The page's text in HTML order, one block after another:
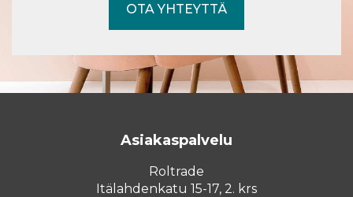
OTA YHTEYTTÄ
Asiakaspalvelu
Roltrade
Itälahdenkatu 15-17, 2. krs